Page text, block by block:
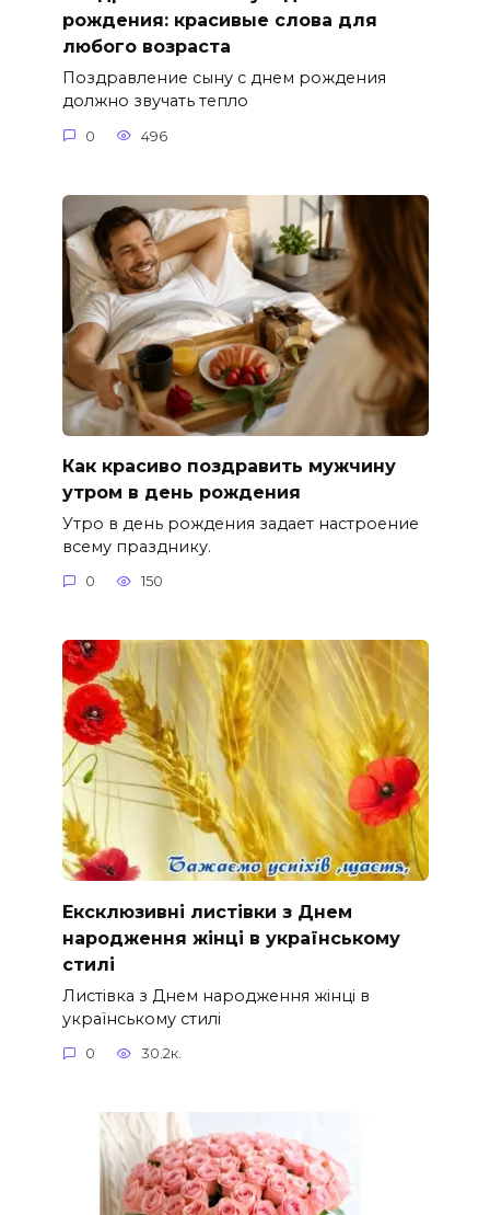
рождения: красивые слова для
любого возраста
Поздравление сыну с днем рождения
должно звучать тепло
0 496
Как красиво поздравить мужчину
утром в день рождения
Утро в день рождения задает настроение
всему празднику.
0 150
Ексклюзивні листівки з Днем
народження жінці в українському
стилі
Листівка з Днем народження жінці в
українському стилі
0 30.2к.